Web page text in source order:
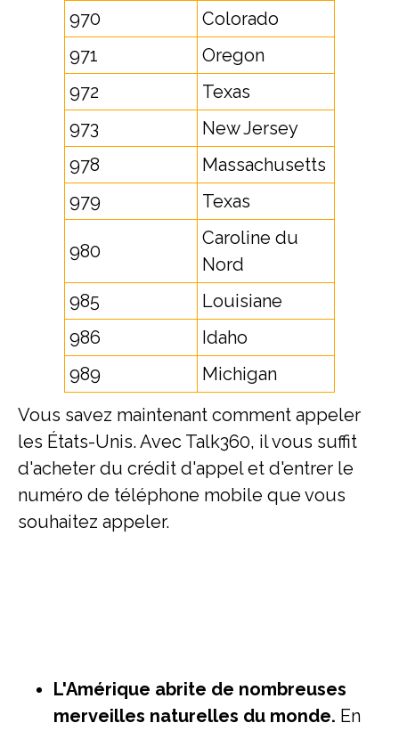
970
Colorado
971
Oregon
972
Texas
973
New Jersey
978
Massachusetts
979
Texas
980
Caroline du
Nord
985
Louisiane
986
Idaho
989
Michigan
Vous savez maintenant comment appeler
les États-Unis. Avec Talk360, il vous suffit
d'acheter du crédit d'appel et d'entrer le
numéro de téléphone mobile que vous
souhaitez appeler.
L'Amérique abrite de nombreuses
merveilles naturelles du monde. En